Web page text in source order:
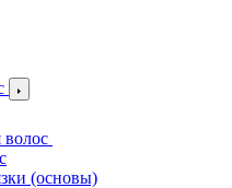
волос
(основы)